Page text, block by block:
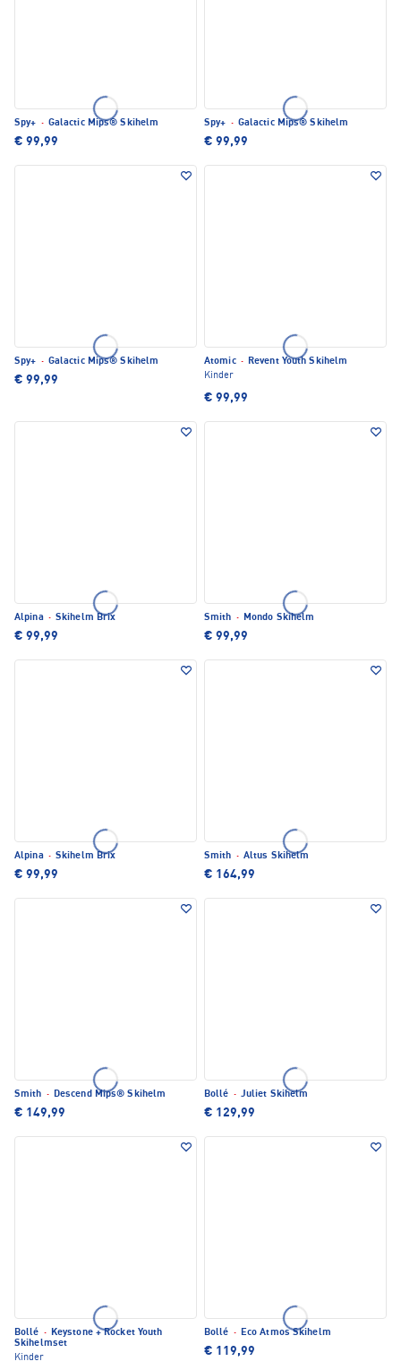
Spy+ · Galactic Mips® Skihelm
€ 99,99
Spy+ · Galactic Mips® Skihelm
€ 99,99
Spy+ · Galactic Mips® Skihelm
€ 99,99
Atomic · Revent Youth Skihelm
Kinder
€ 99,99
Alpina · Skihelm Brix
€ 99,99
Smith · Mondo Skihelm
€ 99,99
Alpina · Skihelm Brix
€ 99,99
Smith · Altus Skihelm
€ 164,99
Smith · Descend Mips® Skihelm
€ 149,99
Bollé · Juliet Skihelm
€ 129,99
Bollé · Keystone + Rocket Youth
Skihelmset
Kinder
Bollé · Eco Atmos Skihelm
€ 119,99